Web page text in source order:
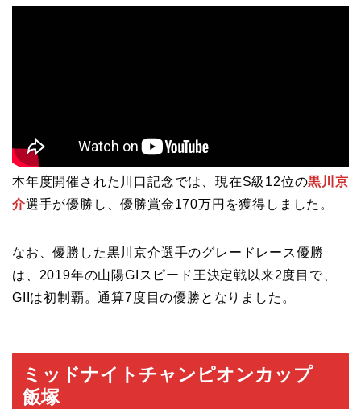
本年度開催された川口記念では、現在S級12位の黒川京
介選手が優勝し、優勝賞金170万円を獲得しました。
なお、優勝した黒川京介選手のグレードレース優勝
は、2019年の山陽GIスピード王決定戦以来2度目で、
GIIは初制覇。通算7度目の優勝となりました。
ミッドナイトチャンピオンカップ
飯塚